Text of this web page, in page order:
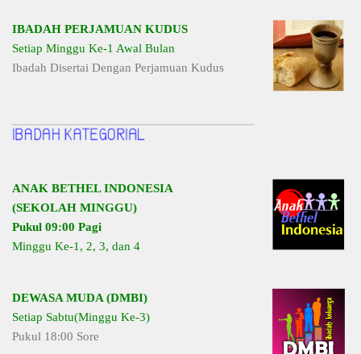
IBADAH PERJAMUAN KUDUS
Setiap Minggu Ke-1 Awal Bulan
Ibadah Disertai Dengan Perjamuan Kudus
ANAK BETHEL INDONESIA
(SEKOLAH MINGGU)
Pukul 09:00 Pagi
Minggu Ke-1, 2, 3, dan 4
DEWASA MUDA (DMBI)
Setiap Sabtu(Minggu Ke-3)
Pukul 18:00 Sore